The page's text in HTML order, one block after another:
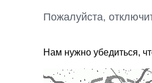
Пожалуйста,
Нам нужно убедиться,